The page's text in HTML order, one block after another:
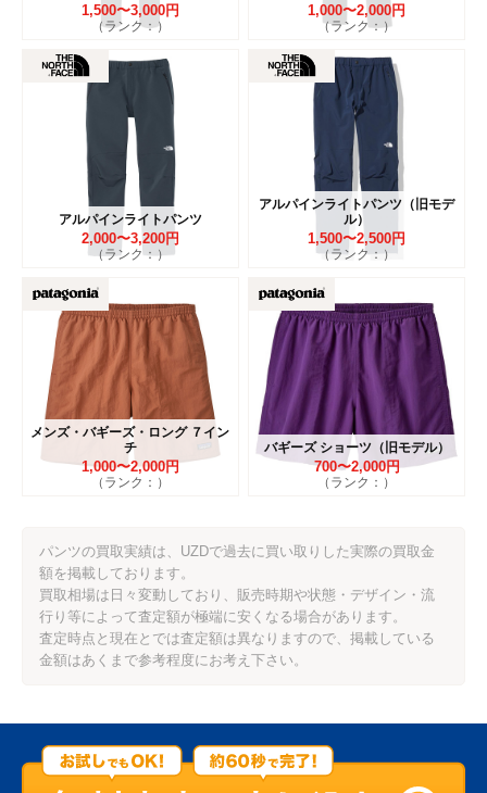
1,500〜3,000円
（ランク：）
1,000〜2,000円
（ランク：）
アルパインライトパンツ
2,000〜3,200円
（ランク：）
アルパインライトパンツ（旧モデ
ル）
1,500〜2,500円
（ランク：）
メンズ・バギーズ・ロング ７イン
チ
1,000〜2,000円
（ランク：）
バギーズ ショーツ（旧モデル）
700〜2,000円
（ランク：）
パンツの買取実績は、UZDで過去に買い取りした実際の買取金
額を掲載しております。
買取相場は日々変動しており、販売時期や状態・デザイン・流
行り等によって査定額が極端に安くなる場合があります。
査定時点と現在とでは査定額は異なりますので、掲載している
金額はあくまで参考程度にお考え下さい。